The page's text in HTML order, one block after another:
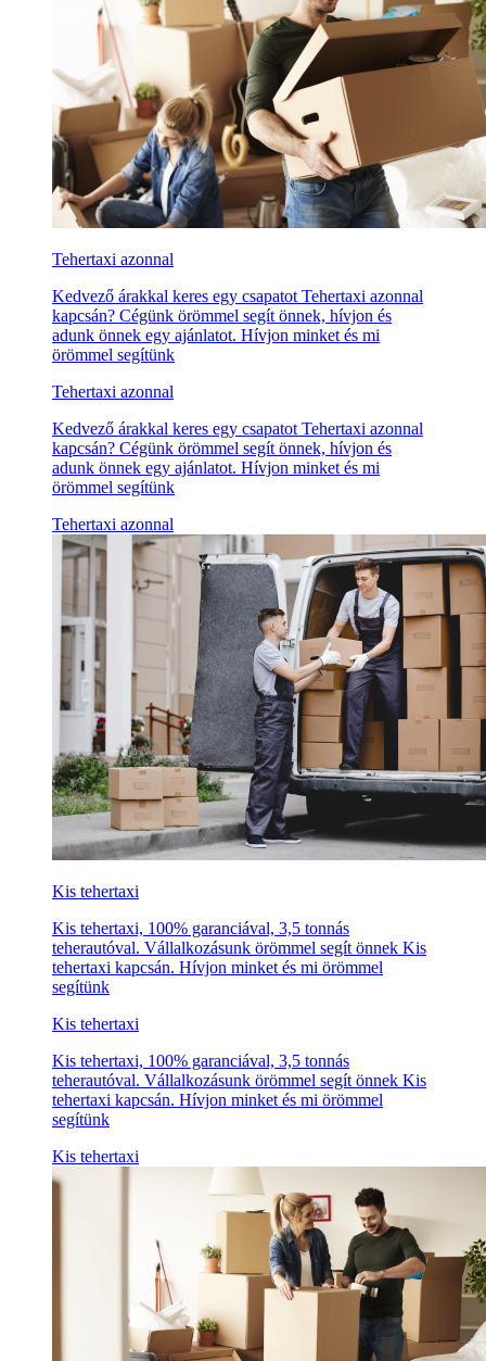
Tehertaxi azonnal
Kedvező árakkal keres egy csapatot Tehertaxi azonnal
kapcsán? Cégünk örömmel segít önnek, hívjon és
adunk önnek egy ajánlatot. Hívjon minket és mi
örömmel segítünk
Tehertaxi azonnal
Kedvező árakkal keres egy csapatot Tehertaxi azonnal
kapcsán? Cégünk örömmel segít önnek, hívjon és
adunk önnek egy ajánlatot. Hívjon minket és mi
örömmel segítünk
Tehertaxi azonnal
Kis tehertaxi
Kis tehertaxi, 100% garanciával, 3,5 tonnás
teherautóval. Vállalkozásunk örömmel segít önnek Kis
tehertaxi kapcsán. Hívjon minket és mi örömmel
segítünk
Kis tehertaxi
Kis tehertaxi, 100% garanciával, 3,5 tonnás
teherautóval. Vállalkozásunk örömmel segít önnek Kis
tehertaxi kapcsán. Hívjon minket és mi örömmel
segítünk
Kis tehertaxi